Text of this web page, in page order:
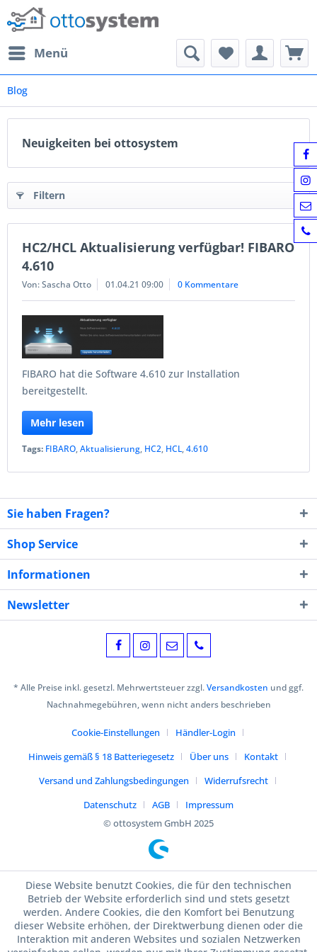
Menü
Blog
Neuigkeiten bei ottosystem
Filtern
HC2/HCL Aktualisierung verfügbar! FIBARO
4.610
Von: Sascha Otto 01.04.21 09:00 0 Kommentare
FIBARO hat die Software 4.610 zur Installation
bereitgestellt.
Mehr lesen
Tags: FIBARO,Aktualisierung, HC2, HCL,4.610
Sie haben Fragen?
Shop Service
Informationen
Newsletter
* Alle Preise inkl. gesetzl. Mehrwertsteuer zzgl.Versandkosten und ggf.
Nachnahmegebühren, wenn nicht anders beschrieben
Cookie-Einstellungen
Händler-Login
Hinweis gemäß § 18 Batteriegesetz
Über uns
Kontakt
Versand und Zahlungsbedingungen
Widerrufsrecht
Datenschutz
AGB
Impressum
© ottosystem GmbH 2025
Diese Website benutzt Cookies, die für den technischen
Betrieb der Website erforderlich sind und stets gesetzt
werden. Andere Cookies, die den Komfort bei Benutzung
dieser Website erhöhen, der Direktwerbung dienen oder die
Interaktion mit anderen Websites und sozialen Netzwerken